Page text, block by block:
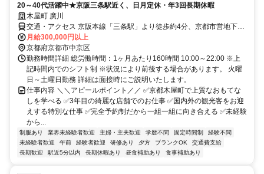
20～40代活躍中★京阪三条駅近く、日月定休・年3回長期休暇
木屋町 廣川
交通・アクセス 京阪本線「三条駅」より徒歩約4分、京都市営地下鉄
東西線「京都市役所前駅」より徒歩約3分
月給300,000円以上
京都府京都市中京区
勤務時間詳細 総労働時間：1ヶ月あたり160時間 10:00～22:00 ※上
記時間内でのシフト制 ※状況により前後する場合があります。 火曜
日～土曜日勤務 詳細は面接時にご説明いたします。
仕事内容 ＼＼アピールポイント／／ ✅京都木屋町で上質なおもてな
しを学べる ✅3年目の綺麗な店舗でのお仕事 ✅国内外の観光客をお迎
えする特別な仕事 ✅完全予約制だから一組一組に向き合える ✅未経験
から...
制服あり 業界未経験者歓迎 主婦・主夫歓迎 学歴不問 固定時間制
経験不問
未経験者歓迎
午前 経験者歓迎 研修あり 夕方 ブランクOK
交通費支給
長期歓迎
駅近5分以内 長期休暇あり 昼食補助あり 食事補助あり